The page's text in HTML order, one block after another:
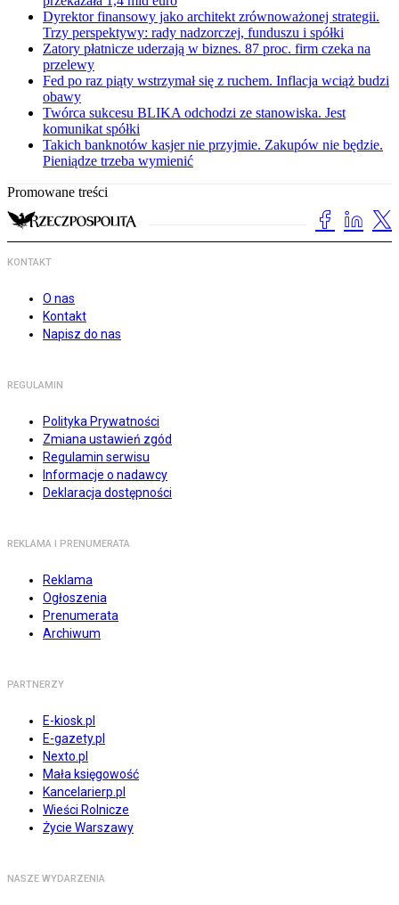
Dyrektor finansowy jako architekt zrównoważonej strategii.
Trzy perspektywy: rady nadzorczej, funduszu i spółki
Zatory płatnicze uderzają w biznes. 87 proc. firm czeka na
przelewy
Fed po raz piąty wstrzymał się z ruchem. Inflacja wciąż budzi
obawy
Twórca sukcesu BLIKA odchodzi ze stanowiska. Jest
komunikat spółki
Takich banknotów kasjer nie przyjmie. Zakupów nie będzie.
Pieniądze trzeba wymienić
Promowane treści
KONTAKT
O nas
Kontakt
Napisz do nas
REGULAMIN
Polityka Prywatności
Zmiana ustawień zgód
Regulamin serwisu
Informacje o nadawcy
Deklaracja dostępności
REKLAMA I PRENUMERATA
Reklama
Ogłoszenia
Prenumerata
Archiwum
PARTNERZY
E-kiosk.pl
E-gazety.pl
Nexto.pl
Mała księgowość
Kancelarierp.pl
Wieści Rolnicze
Życie Warszawy
NASZE WYDARZENIA